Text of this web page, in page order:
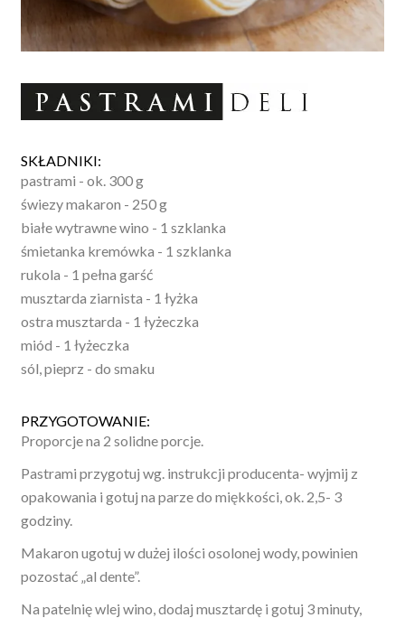
SKŁADNIKI:
pastrami - ok. 300 g
świezy makaron - 250 g
białe wytrawne wino - 1 szklanka
śmietanka kremówka - 1 szklanka
rukola - 1 pełna garść
musztarda ziarnista - 1 łyżka
ostra musztarda - 1 łyżeczka
miód - 1 łyżeczka
sól, pieprz - do smaku
PRZYGOTOWANIE:
Proporcje na 2 solidne porcje.
Pastrami przygotuj wg. instrukcji producenta- wyjmij z
opakowania i gotuj na parze do miękkości, ok. 2,5- 3
godziny.
Makaron ugotuj w dużej ilości osolonej wody, powinien
pozostać „al dente”.
Na patelnię wlej wino, dodaj musztardę i gotuj 3 minuty,